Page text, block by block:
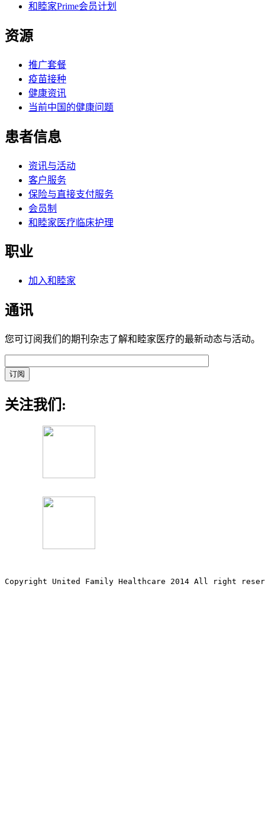
和睦家Prime会员计划
资源
推广套餐
疫苗接种
健康资讯
当前中国的健康问题
患者信息
资讯与活动
客户服务
保险与直接支付服务
会员制
和睦家医疗临床护理
职业
加入和睦家
通讯
您可订阅我们的期刊杂志了解和睦家医疗的最新动态与活动。
关注我们:
Copyright United Family Healthcare 2014 All right